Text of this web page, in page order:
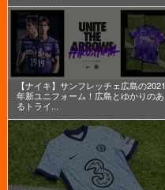
【ナイキ】サンフレッチェ広島の2021
年新ユニフォーム！広島とゆかりのあ
るトライ...